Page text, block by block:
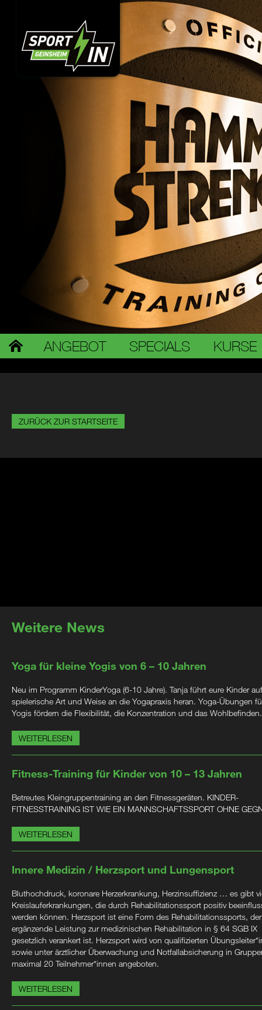
ANGEBOT SPECIALS KURSE
ZURÜCK ZUR STARTSEITE
Weitere News
Yoga für kleine Yogis von 6 – 10 Jahren
Neu im Programm KinderYoga (6-10 Jahre). Tanja führt eure Kinder auf
spielerische Art und Weise an die Yogapraxis heran. Yoga-Übungen
Yogis fördern die Flexibilität, die Konzentration und das Wohlbefinden.
WEITERLESEN
Fitness-Training für Kinder von 10 – 13 Jahren
Betreutes Kleingruppentraining an den Fitnessgeräten. KINDER-
FITNESSTRAINING IST WIE EIN MANNSCHAFTSSPORT OHNE
WEITERLESEN
Innere Medizin / Herzsport und Lungensport
Bluthochdruck, koronare Herzerkrankung, Herzinsuffizienz … es gibt
Kreislauferkrankungen, die durch Rehabilitationssport positiv
werden können. Herzsport ist eine Form des Rehabilitationssports,
ergänzende Leistung zur medizinischen Rehabilitation in § 64 SGB IX
gesetzlich verankert ist. Herzsport wird von qualifizierten
sowie unter ärztlicher Überwachung und Notfallabsicherung in
maximal 20 Teilnehmer*innen angeboten.
WEITERLESEN